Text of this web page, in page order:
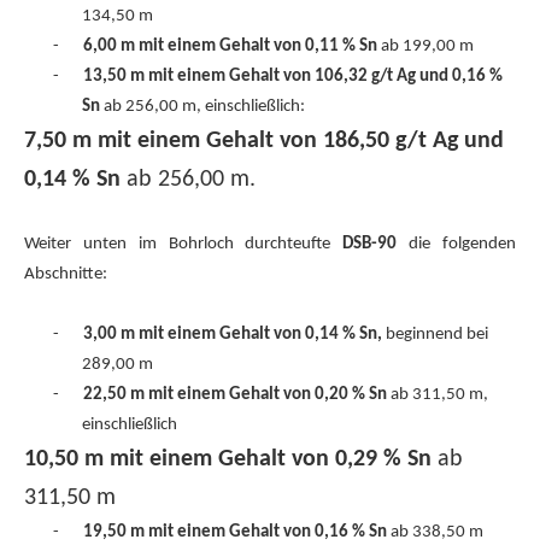
134,50 m
-
6,00 m mit einem Gehalt von 0,11 % Sn ab 199,00 m
-
13,50 m mit einem Gehalt von 106,32 g/t Ag und 0,16 %
Sn ab 256,00 m, einschließlich:
7,50 m mit einem Gehalt von 186,50 g/t Ag und
0,14 % Sn ab 256,00 m.
Weiter unten im Bohrloch durchteufteDSB-90die folgenden
Abschnitte:
- 3,00 m mit einem Gehalt von 0,14 % Sn, beginnend bei
289,00 m
-
22,50 m mit einem Gehalt von 0,20 % Sn ab 311,50 m,
einschließlich
10,50 m mit einem Gehalt von 0,29 % Sn ab
311,50 m
- 19,50 m mit einem Gehalt von 0,16 % Sn ab 338,50 m